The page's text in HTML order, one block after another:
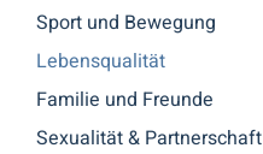
Sport und Bewegung
Lebensqualität
Familie und Freunde
Sexualität & Partnerschaft